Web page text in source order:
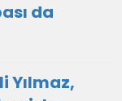
da
Yılmaz,